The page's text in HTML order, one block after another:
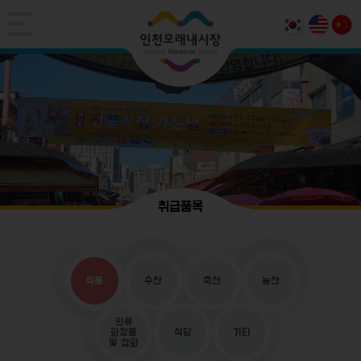
취급품목
식품 수산 축산 농산
의류
화장품
및 잡화
식당 기타